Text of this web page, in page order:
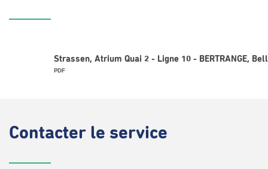
Strassen, Atrium Quai 2 - Ligne 10 - BERTRANGE,
PDF
Contacter le service